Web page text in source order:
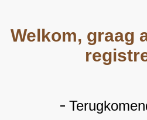
Welkom, graag